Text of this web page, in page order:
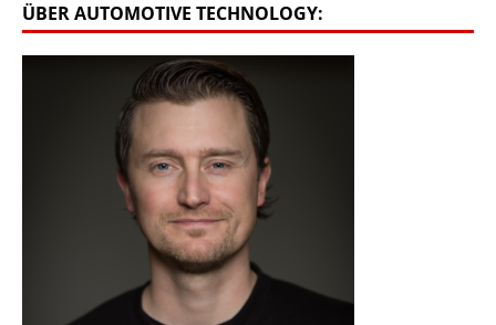
ÜBER AUTOMOTIVE TECHNOLOGY: